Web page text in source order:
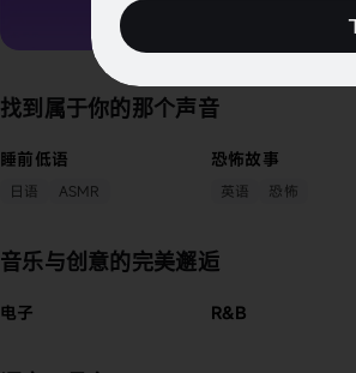
找到属于你的那个声音
睡前低语
日语 ASMR
恐怖故事
英语 恐怖
音乐与创意的完美邂逅
电子 R&B